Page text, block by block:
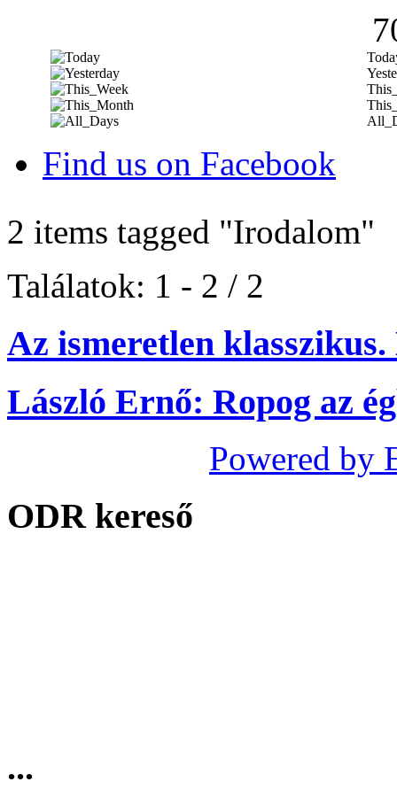
Find us on Facebook
2 items tagged "Irodalom"
Találatok: 1 - 2 / 2
Az ismeretlen
László Ernő: Ropog az
Powered by
ODR kereső
...